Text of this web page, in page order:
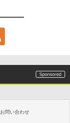
お問い合わせ